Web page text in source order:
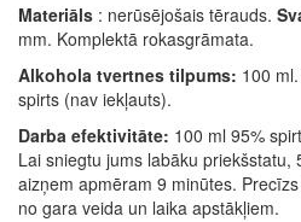
Materiāls : nerūsējošais tērauds.
mm. Komplektā rokasgrāmata.
Alkohola tvertnes tilpums: 100
spirts (nav iekļauts).
Darba efektivitāte: 100 ml 95%
Lai sniegtu jums labāku priekšstatu,
aizņem apmēram 9 minūtes.
no gara veida un laika apstākļiem.